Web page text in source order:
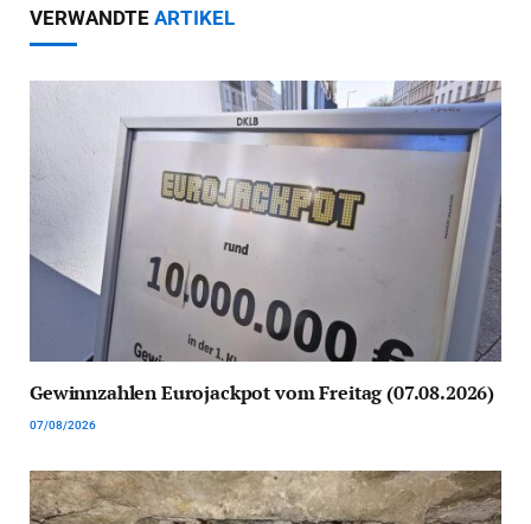
VERWANDTE ARTIKEL
Gewinnzahlen Eurojackpot vom Freitag (07.08.2026)
07/08/2026